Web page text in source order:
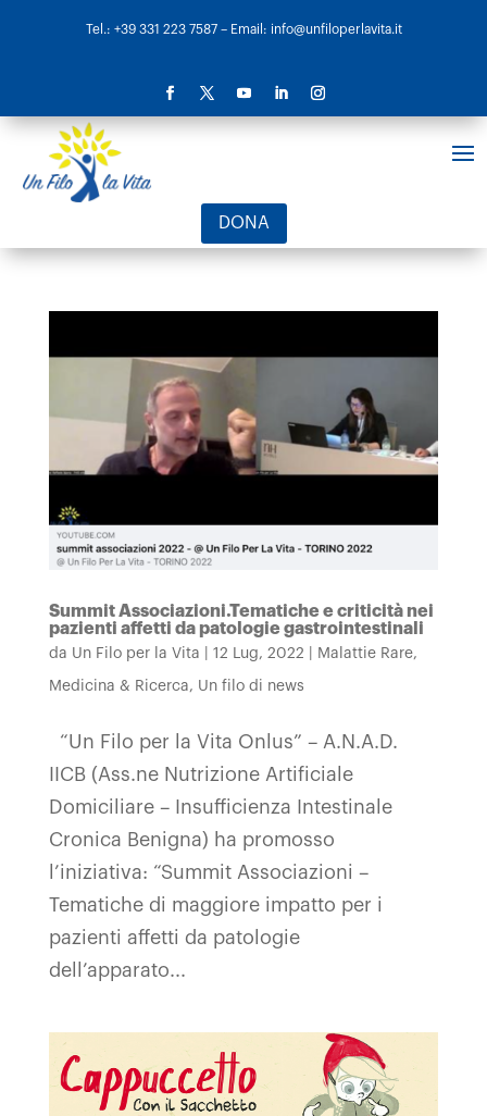
Tel.: +39 331 223 7587– Email: info@unfiloperlavita.it
DONA
Summit Associazioni.Tematiche e criticità nei
pazienti affetti da patologie gastrointestinali
da Un Filo per la Vita 12 Lug, 2022 Malattie Rare,
Medicina & Ricerca, Un filo di news
“Un Filo per la Vita Onlus” – A.N.A.D.
IICB (Ass.ne Nutrizione Artificiale
Domiciliare – Insufficienza Intestinale
Cronica Benigna) ha promosso
l’iniziativa: “Summit Associazioni –
Tematiche di maggiore impatto per i
pazienti affetti da patologie
dell’apparato...